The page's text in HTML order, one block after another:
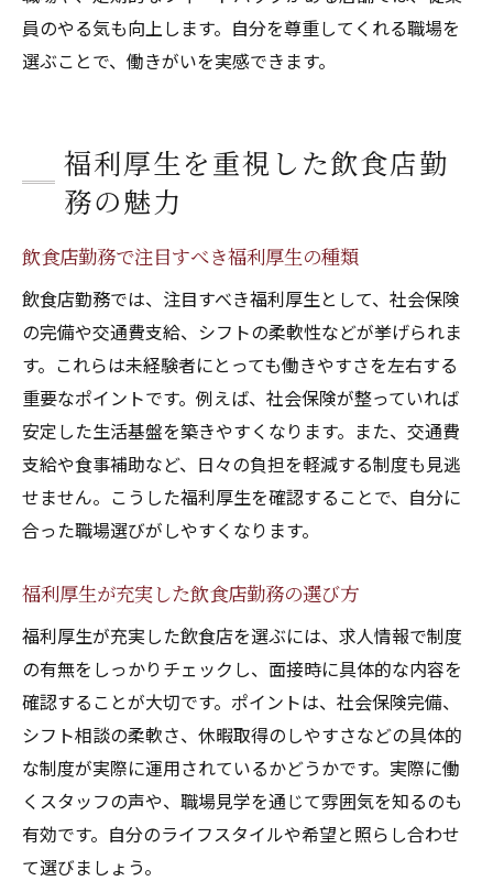
員のやる気も向上します。自分を尊重してくれる職場を
選ぶことで、働きがいを実感できます。
福利厚生を重視した飲食店勤
務の魅力
飲食店勤務で注目すべき福利厚生の種類
飲食店勤務では、注目すべき福利厚生として、社会保険
の完備や交通費支給、シフトの柔軟性などが挙げられま
す。これらは未経験者にとっても働きやすさを左右する
重要なポイントです。例えば、社会保険が整っていれば
安定した生活基盤を築きやすくなります。また、交通費
支給や食事補助など、日々の負担を軽減する制度も見逃
せません。こうした福利厚生を確認することで、自分に
合った職場選びがしやすくなります。
福利厚生が充実した飲食店勤務の選び方
福利厚生が充実した飲食店を選ぶには、求人情報で制度
の有無をしっかりチェックし、面接時に具体的な内容を
確認することが大切です。ポイントは、社会保険完備、
シフト相談の柔軟さ、休暇取得のしやすさなどの具体的
な制度が実際に運用されているかどうかです。実際に働
くスタッフの声や、職場見学を通じて雰囲気を知るのも
有効です。自分のライフスタイルや希望と照らし合わせ
て選びましょう。